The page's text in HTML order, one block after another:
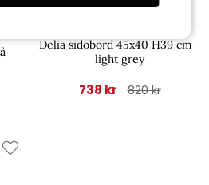
Delia sidobord 45x40 H39 cm -
light grey
738 kr 820 kr